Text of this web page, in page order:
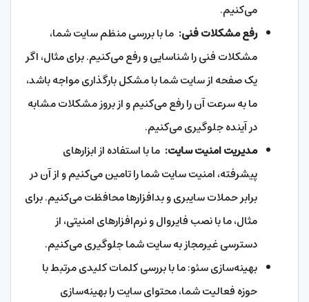
می‌کنیم.
رفع مشکلات فنی: ما با بررسی منظم سایت شما،
مشکلات فنی را شناسایی و رفع می‌کنیم. برای مثال، اگر
یک صفحه از سایت شما با مشکل بارگذاری مواجه باشد،
ما به سرعت آن را رفع می‌کنیم و از بروز مشکلات مشابه
در آینده جلوگیری می‌کنیم.
مدیریت امنیت سایت: ما با استفاده از ابزارهای
پیشرفته، امنیت سایت شما را تامین می‌کنیم و از آن در
برابر حملات سایبری و بدافزارها محافظت می‌کنیم. برای
مثال، ما با نصب فایروال و نرم‌افزارهای امنیتی، از
دسترسی غیرمجاز به سایت شما جلوگیری می‌کنیم.
بهینه‌سازی سئو: ما با بررسی کلمات کلیدی مرتبط با
حوزه فعالیت شما، محتوای سایت را بهینه‌سازی